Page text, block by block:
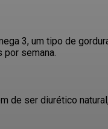
3, um tipo de
semana.
de ser diurético